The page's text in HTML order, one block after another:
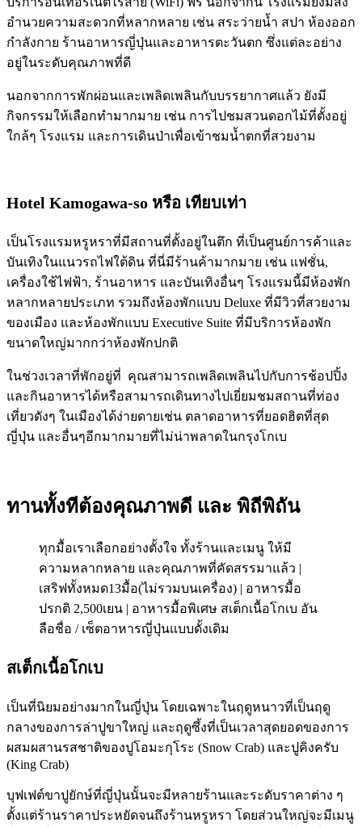
อำนวยความสะดวกที่หลากหลาย เช่น สระว่ายน้ำ สปา ห้องออก
กำลังกาย ร้านอาหารญี่ปุ่นและอาหารตะวันตก ซึ่งแต่ละอย่าง
อยู่ในระดับคุณภาพที่ดี
นอกจากการพักผ่อนและเพลิดเพลินกับบรรยากาศแล้ว ยังมี
กิจกรรมให้เลือกทำมากมาย เช่น การไปชมสวนดอกไม้ที่ตั้งอยู่
ใกล้ๆ โรงแรม และการเดินป่าเพื่อเข้าชมน้ำตกที่สวยงาม
Hotel Kamogawa-so หรือ เทียบเท่า
เป็นโรงแรมหรูหราที่มีสถานที่ตั้งอยู่ในตึก ที่เป็นศูนย์การค้าและ
บันเทิงในแนวรถไฟใต้ดิน ที่นี่มีร้านค้ามากมาย เช่น แฟชั่น,
เครื่องใช้ไฟฟ้า, ร้านอาหาร และบันเทิงอื่นๆ โรงแรมนี้มีห้องพัก
หลากหลายประเภท รวมถึงห้องพักแบบ Deluxe ที่มีวิวที่สวยงาม
ของเมือง และห้องพักแบบ Executive Suite ที่มีบริการห้องพัก
ขนาดใหญ่มากกว่าห้องพักปกติ
ในช่วงเวลาที่พักอยู่ที่ คุณสามารถเพลิดเพลินไปกับการช้อปปิ้ง
และกินอาหารได้หรือสามารถเดินทางไปเยี่ยมชมสถานที่ท่อง
เที่ยวดังๆ ในเมืองได้ง่ายดายเช่น ตลาดอาหารที่ยอดฮิตที่สุด
ญี่ปุ่น และอื่นๆอีกมากมายที่ไม่น่าพลาดในกรุงโกเบ
ทานทั้งทีต้องคุณภาพดี และ พิถีพิถัน
ทุกมื้อเราเลือกอย่างตั้งใจ ทั้งร้านและเมนู ให้มี
ความหลากหลาย และคุณภาพที่คัดสรรมาแล้ว |
เสริฟทั้งหมด13มื้อ(ไม่รวมบนเครื่อง) | อาหารมื้อ
ปรกติ 2,500เยน | อาหารมื้อพิเศษ สเต็กเนื้อโกเบ อัน
ลือชื่อ / เซ็ตอาหารญี่ปุ่นแบบดั้งเดิม
สเต็กเนื้อโกเบ
เป็นที่นิยมอย่างมากในญี่ปุ่น โดยเฉพาะในฤดูหนาวที่เป็นฤดู
กลางของการล่าปูขาใหญ่ และฤดูซึ้งที่เป็นเวลาสุดยอดของการ
ผสมผสานรสชาติของปูโอมะกุโระ (Snow Crab) และปูคิงครับ
(King Crab)
บุฟเฟต์ขาปูยักษ์ที่ญี่ปุ่นนั้นจะมีหลายร้านและระดับราคาต่าง ๆ
ตั้งแต่ร้านราคาประหยัดจนถึงร้านหรูหรา โดยส่วนใหญ่จะมีเมนู